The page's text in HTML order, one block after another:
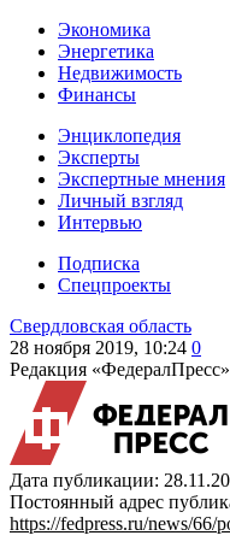
Экономика
Энергетика
Недвижимость
Финансы
Энциклопедия
Эксперты
Экспертные мнения
Личный взгляд
Интервью
Подписка
Спецпроекты
Свердловская область
28 ноября 2019, 10:24 0
Редакция
Дата публикации:
Постоянный адрес
https://fedpress.ru/news/66/